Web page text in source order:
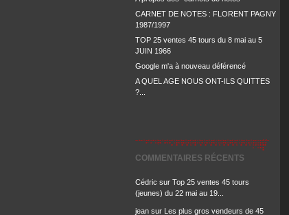
CARNET DE NOTES : FLORENT PAGNY
1987/1997
TOP 25 ventes 45 tours du 8 mai au 5
JUIN 1966
Google m'a à nouveau déférencé
A QUEL AGE NOUS ONT-ILS QUITTES
?...
COMMENTAIRES RÉCENTS
Cédric sur Top 25 ventes 45 tours
(jeunes) du 22 mai au 19...
jean sur Les plus gros vendeurs de 45